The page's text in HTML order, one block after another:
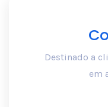
Destinado a
em